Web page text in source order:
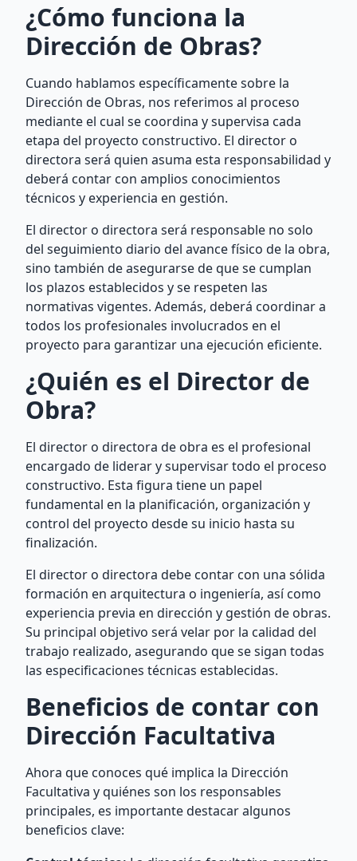
¿Cómo funciona la
Dirección de Obras?
Cuando hablamos específicamente sobre la
Dirección de Obras, nos referimos al proceso
mediante el cual se coordina y supervisa cada
etapa del proyecto constructivo. El director o
directora será quien asuma esta responsabilidad y
deberá contar con amplios conocimientos
técnicos y experiencia en gestión.
El director o directora será responsable no solo
del seguimiento diario del avance físico de la obra,
sino también de asegurarse de que se cumplan
los plazos establecidos y se respeten las
normativas vigentes. Además, deberá coordinar a
todos los profesionales involucrados en el
proyecto para garantizar una ejecución eficiente.
¿Quién es el Director de
Obra?
El director o directora de obra es el profesional
encargado de liderar y supervisar todo el proceso
constructivo. Esta figura tiene un papel
fundamental en la planificación, organización y
control del proyecto desde su inicio hasta su
finalización.
El director o directora debe contar con una sólida
formación en arquitectura o ingeniería, así como
experiencia previa en dirección y gestión de obras.
Su principal objetivo será velar por la calidad del
trabajo realizado, asegurando que se sigan todas
las especificaciones técnicas establecidas.
Beneficios de contar con
Dirección Facultativa
Ahora que conoces qué implica la Dirección
Facultativa y quiénes son los responsables
principales, es importante destacar algunos
beneficios clave: